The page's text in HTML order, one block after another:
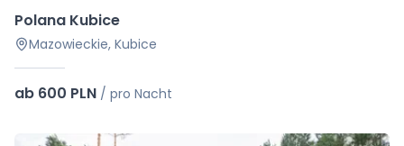
Polana Kubice
Mazowieckie, Kubice
ab 600 PLN / pro Nacht